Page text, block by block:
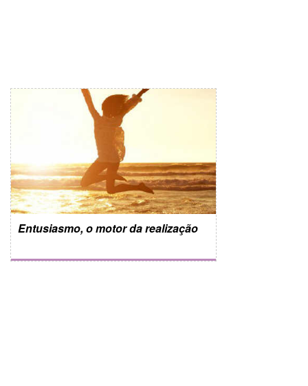
Entusiasmo, o motor da realização